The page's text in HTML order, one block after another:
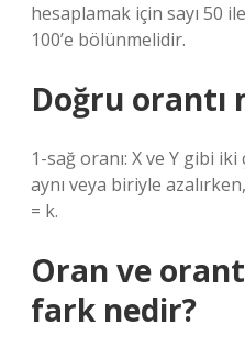
hesaplamak için sayı 50
100’e bölünmelidir.
Doğru orantı
1-sağ oranı: X ve Y gibi
aynı veya biriyle
= k.
Oran ve
fark nedir?